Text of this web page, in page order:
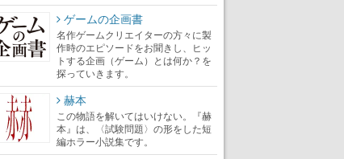
ゲームの企画書
名作ゲームクリエイターの方々に製
作時のエピソードをお聞きし、ヒッ
トする企画（ゲーム）とは何か？を
探っていきます。
赫本
この物語を解いてはいけない。『赫
本』は、〈試験問題〉の形をした短
編ホラー小説集です。